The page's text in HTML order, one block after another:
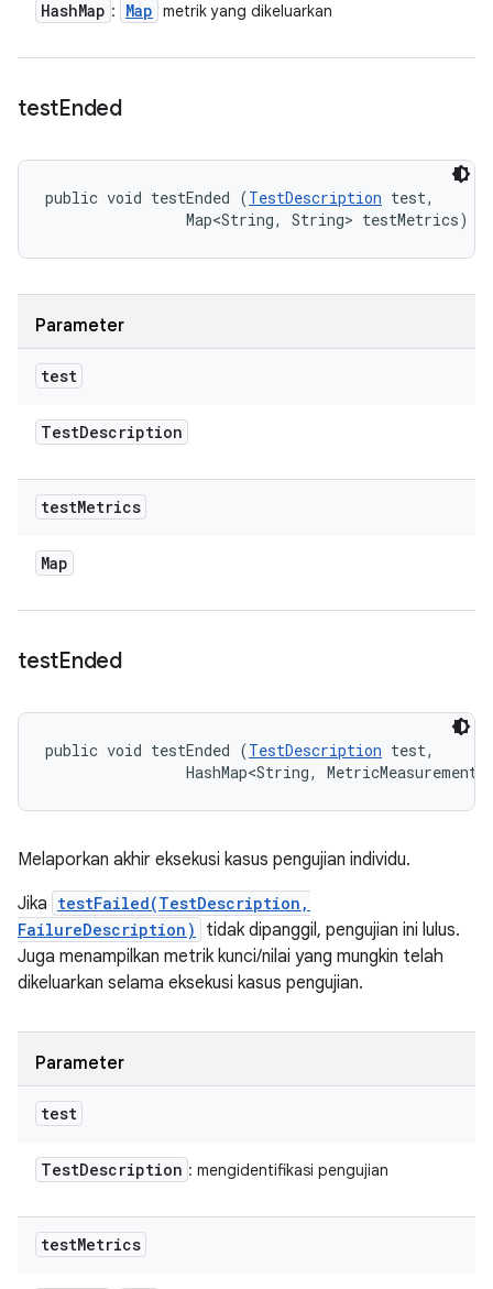
HashMap : Map metrik yang dikeluarkan
testEnded
public void testEnded (TestDescription test,
                Map<String, String> testMetrics)
Parameter
test
TestDescription
testMetrics
Map
testEnded
public void testEnded (TestDescription test,
HashMap<String,
Melaporkan akhir eksekusi kasus pengujian individu.
Jika testFailed(TestDescription,
FailureDescription)
tidak dipanggil, pengujian ini lulus.
Juga menampilkan metrik kunci/nilai yang mungkin telah
dikeluarkan selama eksekusi kasus pengujian.
Parameter
test
TestDescription : mengidentifikasi pengujian
testMetrics